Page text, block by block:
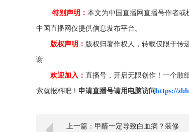
特别声明： 本文为中国直播网直播号作者或
中国直播网仅提供信息发布平台。
版权声明： 版权归著作权人，转载仅限于传
谢
欢迎加入： 直播号，开启无限创作！一个敢
索就报料吧！ 申请直播号请用电脑访问https://
上一篇：甲醛一定导致白血病？装修